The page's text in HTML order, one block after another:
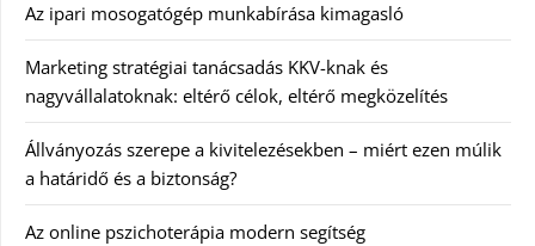
Az ipari mosogatógép munkabírása kimagasló
Marketing stratégiai tanácsadás KKV-knak és
nagyvállalatoknak: eltérő célok, eltérő megközelítés
Állványozás szerepe a kivitelezésekben – miért ezen múlik
a határidő és a biztonság?
Az online pszichoterápia modern segítség